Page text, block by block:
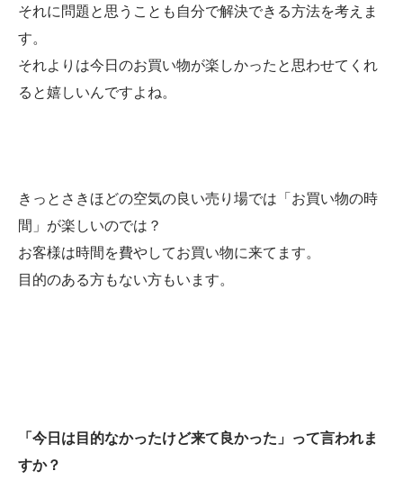
それに問題と思うことも自分で解決できる方法を考えま
す。
それよりは今日のお買い物が楽しかったと思わせてくれ
ると嬉しいんですよね。
きっとさきほどの空気の良い売り場では「お買い物の時
間」が楽しいのでは？
お客様は時間を費やしてお買い物に来てます。
目的のある方もない方もいます。
「今日は目的なかったけど来て良かった」って言われま
すか？